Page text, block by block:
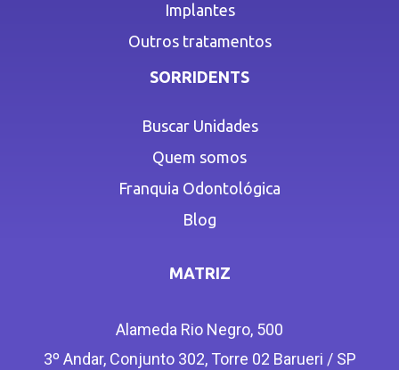
Implantes
Outros tratamentos
SORRIDENTS
Buscar Unidades
Quem somos
Franquia Odontológica
Blog
MATRIZ
Alameda Rio Negro, 500
3º Andar, Conjunto 302, Torre 02 Barueri / SP